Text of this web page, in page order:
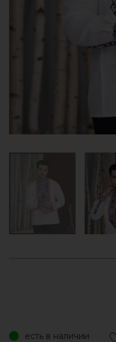
есть в наличии